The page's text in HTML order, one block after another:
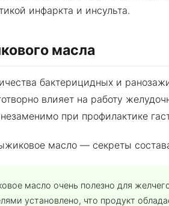
инфаркта и инсульта.
масла
бактерицидных и
влияет на работу
при профилактике
масло очень полезно для
установлено, что продукт